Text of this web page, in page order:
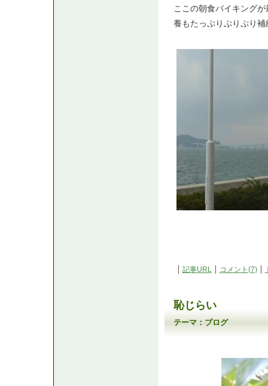
ここの朝食バイキング
養もたっぷりぷりぷり
記事URL コメント(7)
恥じらい
テーマ：ブログ